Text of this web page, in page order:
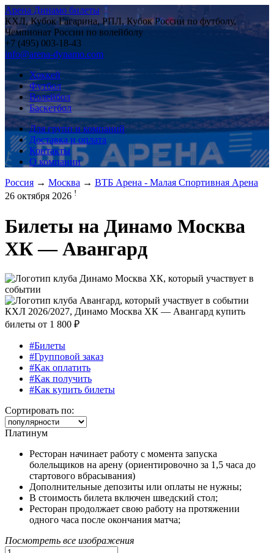
Арена Динамо билеты
КХЛ, Кубок Гагарина, РПЛ, Кубок России по футболу,
Чемпионат России по волейболу
+7 (495) 003-18-43
info@arena-dynamo.com
Хоккей
Футбол
Волейбол
Баскетбол
Для групп и компаний
Доставка и оплата
Контакты
О компании
Россия → Москва → ВТБ Арена - Малая Спортивная Арена
26 октября 2026 !
Билеты на Динамо Москва
ХК — Авангард
КХЛ 2026/2027, Динамо Москва ХК — Авангард купить
билеты от 1 800 ₽
#Билеты
#Групповой заказ
#Как оплатить
#Как получить
#Как купить билеты
Сортировать по:
Платинум
Ресторан начинает работу с момента запуска
болельщиков на арену (ориентировочно за 1,5 часа до
стартового вбрасывания)
Дополнительные депозиты или оплаты не нужны;
В стоимость билета включен шведский стол;
Ресторан продолжает свою работу на протяжении
одного часа после окончания матча;
Посмотреть все изображения